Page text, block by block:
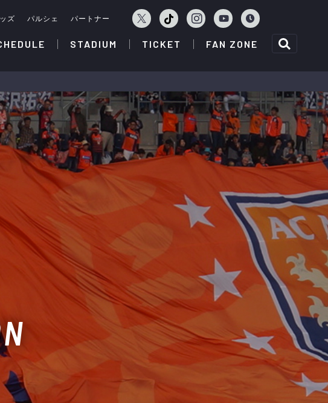
ズ パルシェ パートナー
STADIUM TICKET FAN ZONE